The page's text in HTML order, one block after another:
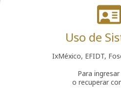
Uso de
IxMéxico, EFIDT,
Para ingresar
o recuperar